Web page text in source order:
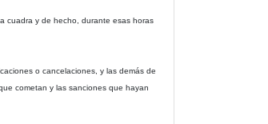
cuadra y de hecho, durante esas horas
o cancelaciones, y las demás de
cometan y las sanciones que hayan